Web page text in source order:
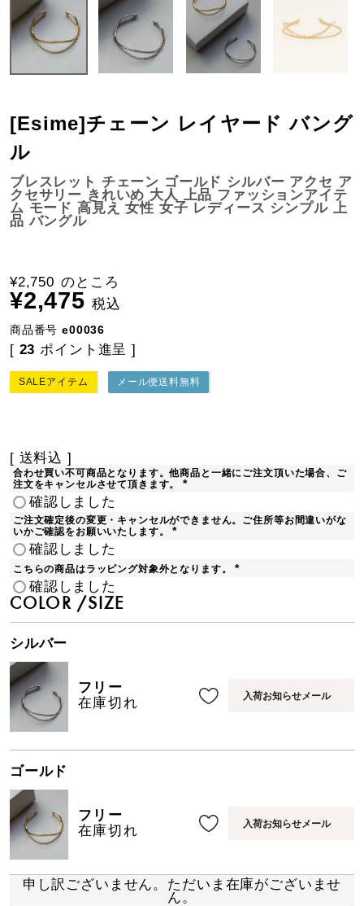
ブレスレット チェーン ゴールド シルバー アクセ ア
クセサリー きれいめ 大人 上品 ファッションアイテ
ム モード 高見え 女性 女子 レディース シンプル 上
品 バングル
[Esime]チェーン レイヤード バング
ル
¥2,750 のところ
¥2,475 税込
商品番号 e00036
[ 23 ポイント進呈 ]
SALEアイテム メール便送料無料
送料込
合わせ買い不可商品となります。他商品と一緒にご注文頂いた場合、ご
注文をキャンセルさせて頂きます。
須
)
確認しました
ご注文確定後の変更・キャンセルができません。ご住所等お間違いがな
いかご確認をお願いいたします。
)
確認しました
こちらの商品はラッピング対象外となります。
確認しました
COLOR SIZE
シルバー
フリー
在庫切れ
入荷お知らせメール
ゴールド
フリー
在庫切れ
入荷お知らせメール
申し訳ございません。ただいま在庫がございませ
ん。